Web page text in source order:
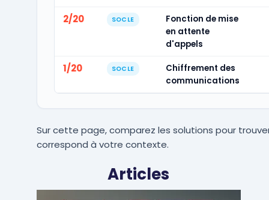
2/20 SOCLE
Fonction de mise
en attente
d'appels
1/20 SOCLE
Chiffrement des
communications
Sur cette page, comparez les solutions pour
correspond à votre contexte.
Articles